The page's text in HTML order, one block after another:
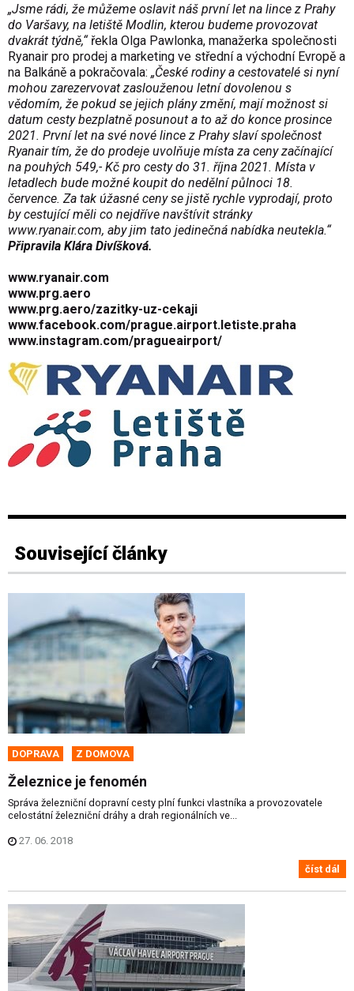
„Jsme rádi, že můžeme oslavit náš první let na lince z Prahy
do Varšavy, na letiště Modlin, kterou budeme provozovat
dvakrát týdně,“řekla Olga Pawlonka, manažerka společnosti
Ryanair pro prodej a marketing ve střední a východní Evropě a
na Balkáně a pokračovala: „České rodiny a cestovatelé si nyní
mohou zarezervovat zaslouženou letní dovolenou s
vědomím, že pokud se jejich plány změní, mají možnost si
datum cesty bezplatně posunout a to až do konce prosince
2021. První let na své nové lince z Prahy slaví společnost
Ryanair tím, že do prodeje uvolňuje místa za ceny začínající
na pouhých 549,- Kč pro cesty do 31. října 2021. Místa v
letadlech bude možné koupit do nedělní půlnoci 18.
července. Za tak úžasné ceny se jistě rychle vyprodají, proto
by cestující měli co nejdříve navštívit stránky
www.ryanair.com, aby jim tato jedinečná nabídka neutekla.“
Připravila Klára Divíšková.
www.ryanair.com
www.prg.aero
www.prg.aero/zazitky-uz-cekaji
www.facebook.com/prague.airport.letiste.praha
www.instagram.com/pragueairport/
Související články
DOPRAVA Z DOMOVA
Železnice je fenomén
Správa železniční dopravní cesty plní funkci vlastníka a provozovatele
celostátní železniční dráhy a drah regionálních ve...
27. 06. 2018
číst dál